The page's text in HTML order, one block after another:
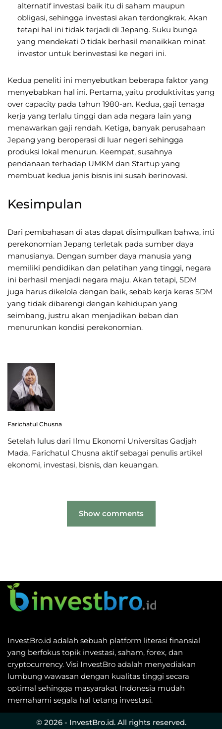
alternatif investasi baik itu di saham maupun
obligasi, sehingga investasi akan terdongkrak. Akan
tetapi hal ini tidak terjadi di Jepang. Suku bunga
yang mendekati 0 tidak berhasil menaikkan minat
investor untuk berinvestasi ke negeri ini.
Kedua peneliti ini menyebutkan beberapa faktor yang
menyebabkan hal ini. Pertama, yaitu produktivitas yang
over capacity pada tahun 1980-an. Kedua, gaji tenaga
kerja yang terlalu tinggi dan ada negara lain yang
menawarkan gaji rendah. Ketiga, banyak perusahaan
Jepang yang beroperasi di luar negeri sehingga
produksi lokal menurun. Keempat, susahnya
pendanaan terhadap UMKM dan Startup yang
membuat kedua jenis bisnis ini susah berinovasi.
Kesimpulan
Dari pembahasan di atas dapat disimpulkan bahwa, inti
perekonomian Jepang terletak pada sumber daya
manusianya. Dengan sumber daya manusia yang
memiliki pendidikan dan pelatihan yang tinggi, negara
ini berhasil menjadi negara maju. Akan tetapi, SDM
juga harus dikelola dengan baik, sebab kerja keras SDM
yang tidak dibarengi dengan kehidupan yang
seimbang, justru akan menjadikan beban dan
menurunkan kondisi perekonomian.
Farichatul Chusna
Setelah lulus dari Ilmu Ekonomi Universitas Gadjah
Mada, Farichatul Chusna aktif sebagai penulis artikel
ekonomi, investasi, bisnis, dan keuangan.
Show comments
InvestBro.id adalah sebuah platform literasi finansial
yang berfokus topik investasi, saham, forex, dan
cryptocurrency. Visi InvestBro adalah menyediakan
lumbung wawasan dengan kualitas tinggi secara
optimal sehingga masyarakat Indonesia mudah
memahami segala hal tetang investasi.
© 2026 - InvestBro.id. All rights reserved.